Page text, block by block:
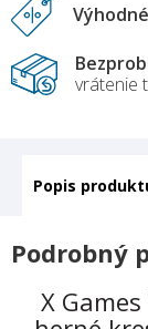
vrátenie
Popis
Podrobný
X